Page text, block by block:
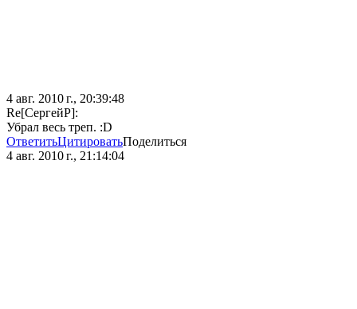
4 авг. 2010 г., 20:39:48
Re[СергейР]:
Убрал весь треп. :D
ОтветитьЦитироватьПоделиться
4 авг. 2010 г., 21:14:04